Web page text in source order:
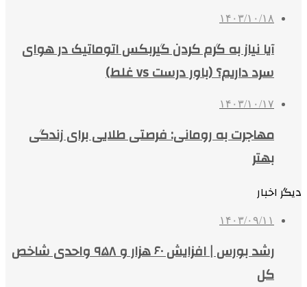
۱۴۰۳/۱۰/۱۸
آیا نیاز به گرم کردن گیربکس اتوماتیک در هوای
سرد داریم؟ (باور درست vs غلط)
۱۴۰۳/۱۰/۱۷
مهاجرت به رومانی: فرصتی طلایی برای زندگی
بهتر
دیگر اخبار
۱۴۰۳/۰۹/۱۱
رشد بورس | افزایش ۶۰ هزار و ۹۵۸ واحدی شاخص
کل